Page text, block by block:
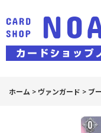
ホーム > ヴァンガード > ブ